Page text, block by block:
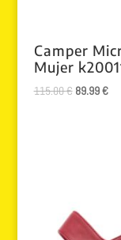
Camper
Mujer
115.00€ El
89.99€El